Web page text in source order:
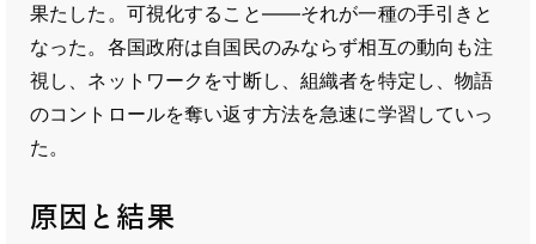
果たした。可視化すること――それが一種の手引きと
なった。各国政府は自国民のみならず相互の動向も注
視し、ネットワークを寸断し、組織者を特定し、物語
のコントロールを奪い返す方法を急速に学習していっ
た。
原因と結果